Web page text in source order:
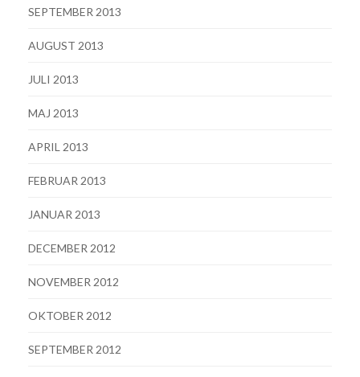
SEPTEMBER 2013
AUGUST 2013
JULI 2013
MAJ 2013
APRIL 2013
FEBRUAR 2013
JANUAR 2013
DECEMBER 2012
NOVEMBER 2012
OKTOBER 2012
SEPTEMBER 2012